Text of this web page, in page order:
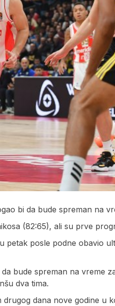
bi da bude spreman na
(82:65), ali su prve
petak posle podne obavio
bude spreman na vreme
dva tima.
dana nove godine u